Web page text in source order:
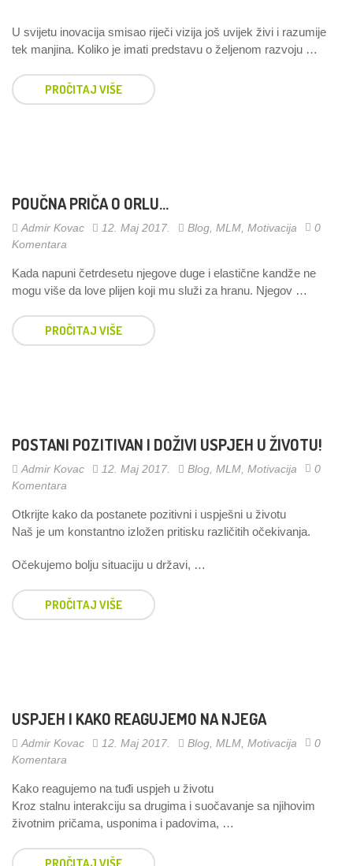
U svijetu inovacija smisao riječi vizija još uvijek živi i razumije
tek manjina. Koliko je imati predstavu o željenom razvoju …
PROČITAJ VIŠE
POUČNA PRIČA O ORLU…
Admir Kovac 12. Maj 2017. Blog MLM Motivacija
0
Komentara
Kada napuni četrdesetu njegove duge i elastične kandže ne
mogu više da love plijen koji mu služi za hranu. Njegov …
PROČITAJ VIŠE
POSTANI POZITIVAN I DOŽIVI USPJEH U ŽIVOTU!
Admir Kovac 12. Maj 2017. Blog MLM Motivacija
0
Komentara
Otkrijte kako da postanete pozitivni i uspješni u životu
Naš je um konstantno izložen pritisku različitih očekivanja.
Očekujemo bolju situaciju u državi, …
PROČITAJ VIŠE
USPJEH I KAKO REAGUJEMO NA NJEGA
Admir Kovac 12. Maj 2017. Blog MLM Motivacija
0
Komentara
Kako reagujemo na tuđi uspjeh u životu
Kroz stalnu interakciju sa drugima i suočavanje sa njihovim
životnim pričama, usponima i padovima, …